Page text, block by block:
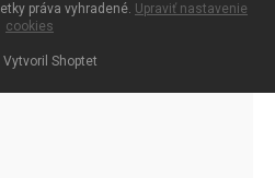
Vytvoril Shoptet
práva vyhradené. Upraviť nastavenie
cookies